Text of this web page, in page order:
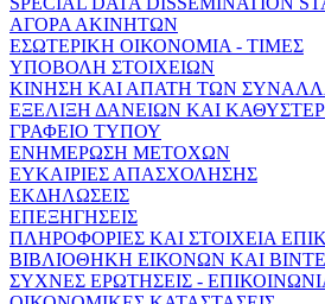
ΑΓΟΡΑ ΑΚΙΝΗΤΩΝ
ΕΣΩΤΕΡΙΚΗ ΟΙΚΟΝΟΜΙΑ - ΤΙΜΕΣ
ΥΠΟΒΟΛΗ ΣΤΟΙΧΕΙΩΝ
ΚΙΝΗΣΗ ΚΑΙ ΑΠΑΤΗ ΤΩΝ
ΕΞΕΛΙΞΗ ΔΑΝΕΙΩΝ ΚΑΙ
ΓΡΑΦΕΙΟ ΤΥΠΟΥ
ΕΝΗΜΕΡΩΣΗ ΜΕΤΟΧΩΝ
ΕΥΚΑΙΡΙΕΣ ΑΠΑΣΧΟΛΗΣΗΣ
ΕΚΔΗΛΩΣΕΙΣ
ΕΠΕΞΗΓΗΣΕΙΣ
ΠΛΗΡΟΦΟΡΙΕΣ ΚΑΙ ΣΤΟΙΧΕΙΑ
ΒΙΒΛΙΟΘΗΚΗ ΕΙΚΟΝΩΝ ΚΑΙ
ΣΥΧΝΕΣ ΕΡΩΤΗΣΕΙΣ -